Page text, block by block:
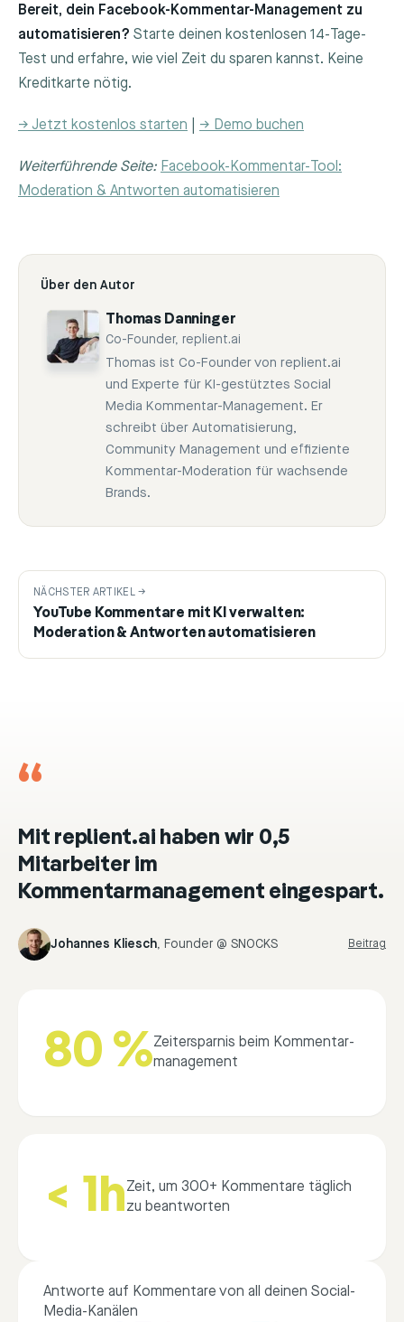
Bereit, dein Facebook-Kommentar-Management zu
automatisieren? Starte deinen kostenlosen 14-Tage-
Test und erfahre, wie viel Zeit du sparen kannst. Keine
Kreditkarte nötig.
→ Jetzt kostenlos starten → Demo buchen
Weiterführende Seite: Facebook-Kommentar-Tool:
Moderation & Antworten automatisieren
Über den Autor
Thomas Danninger
Co-Founder, replient.ai
Thomas ist Co-Founder von replient.ai
und Experte für KI-gestütztes Social
Media Kommentar-Management. Er
schreibt über Automatisierung,
Community Management und effiziente
Kommentar-Moderation für wachsende
Brands.
NÄCHSTER ARTIKEL →
YouTube Kommentare mit KI verwalten:
Moderation & Antworten automatisieren
“
Mit replient.ai haben wir 0,5
Mitarbeiter im
Kommentarmanagement eingespart.
Johannes Kliesch, Founder @ SNOCKS Beitrag
80 %Zeitersparnis beim Kommentar­
management
< 1hZeit, um 300+ Kommentare täglich
zu beantworten
Antworte auf Kommentare von all deinen Social-
Media-Kanälen